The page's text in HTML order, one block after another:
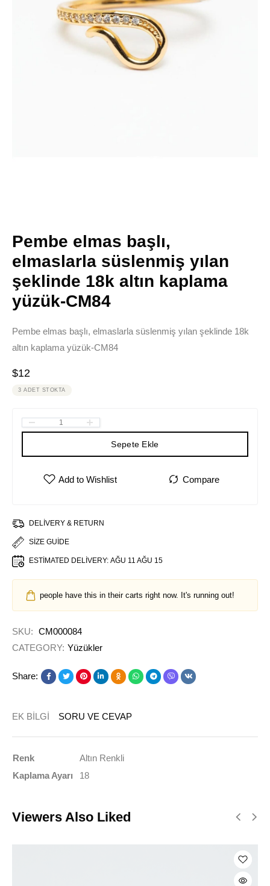
Pembe elmas başlı,
elmaslarla süslenmiş yılan
şeklinde 18k altın kaplama
yüzük-CM84
Pembe elmas başlı, elmaslarla süslenmiş yılan şeklinde 18k
altın kaplama yüzük-CM84
$12
3 ADET STOKTA
Sepete Ekle
DELIVERY & RETURN
SIZE GUIDE
ESTIMATED DELIVERY: AĞU 11 AĞU 15
people have this in their carts right now. It's running out!
SKU: CM000084
CATEGORY: Yüzükler
Share:
EK BILGI SORU VE CEVAP
Renk
Altın Renkli
Kaplama Ayarı
18
Viewers Also Liked